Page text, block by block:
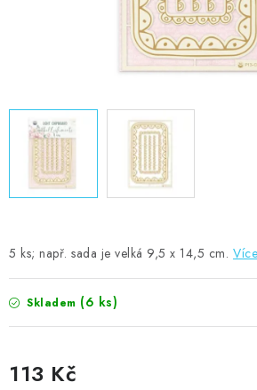
Moje objednávka
Obchodní
Podmínky ochrany osobních údajů
5 ks; např. sada je velká 9,5 x 14,5 cm.
Skladem (6 ks)
113 Kč